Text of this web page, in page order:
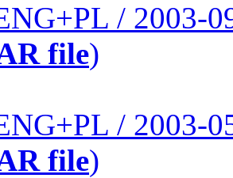
/ 2003-
file)
/ 2003-
file)